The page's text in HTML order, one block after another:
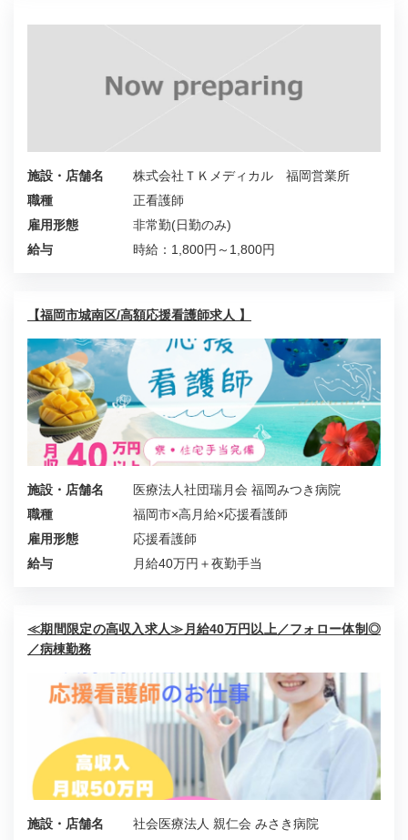
施設・店舗名
株式会社ＴＫメディカル 福岡営業所
職種
正看護師
雇用形態
非常勤(日勤のみ)
給与
時給：1,800円～1,800円
【福岡市城南区/高額応援看護師求人 】
施設・店舗名
医療法人社団瑞月会 福岡みつき病院
職種
福岡市×高月給×応援看護師
雇用形態
応援看護師
給与
月給40万円＋夜勤手当
≪期間限定の高収入求人≫月給40万円以上／フォロー体制◎
／病棟勤務
施設・店舗名
社会医療法人 親仁会 みさき病院